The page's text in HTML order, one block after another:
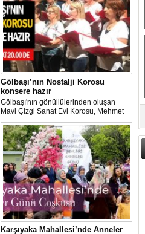
Gölbaşı’nın Nostalji Korosu
konsere hazır
Gölbaşı'nın gönüllülerinden oluşan
Mavi Çizgi Sanat Evi Korosu, Mehmet
Akif Ersoy Kültür Merkezi’nde vereceği
konsere hızır.
Karşıyaka Mahallesi’nde Anneler